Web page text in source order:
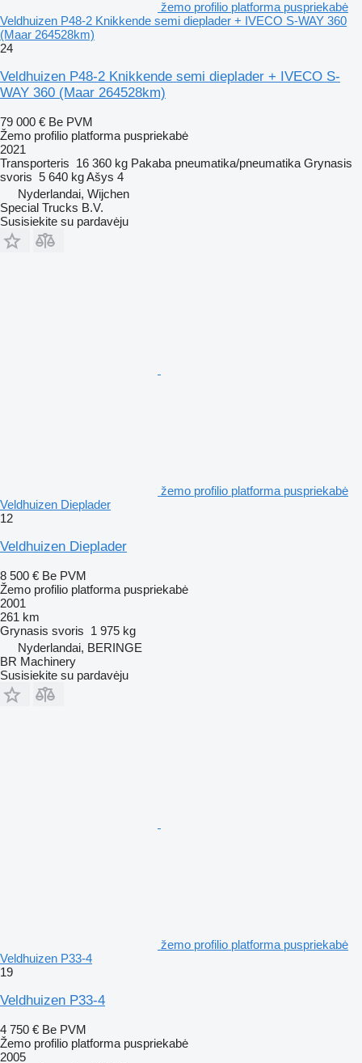
žemo profilio platforma puspriekabė
Veldhuizen P48-2 Knikkende semi dieplader + IVECO S-WAY 360
(Maar 264528km)
24
Veldhuizen P48-2 Knikkende semi dieplader + IVECO S-
WAY 360 (Maar 264528km)
79 000 € Be PVM
Žemo profilio platforma puspriekabė
2021
Transporteris 16 360 kg Pakaba pneumatika/pneumatika Grynasis
svoris 5 640 kgAšys 4
Nyderlandai, Wijchen
Special Trucks B.V.
Susisiekite su pardavėju
žemo profilio platforma puspriekabė
Veldhuizen Dieplader
12
Veldhuizen Dieplader
8 500 € Be PVM
Žemo profilio platforma puspriekabė
2001
261 km
Grynasis svoris 1 975 kg
Nyderlandai, BERINGE
BR Machinery
Susisiekite su pardavėju
žemo profilio platforma puspriekabė
Veldhuizen P33-4
19
Veldhuizen P33-4
4 750 € Be PVM
Žemo profilio platforma puspriekabė
2005